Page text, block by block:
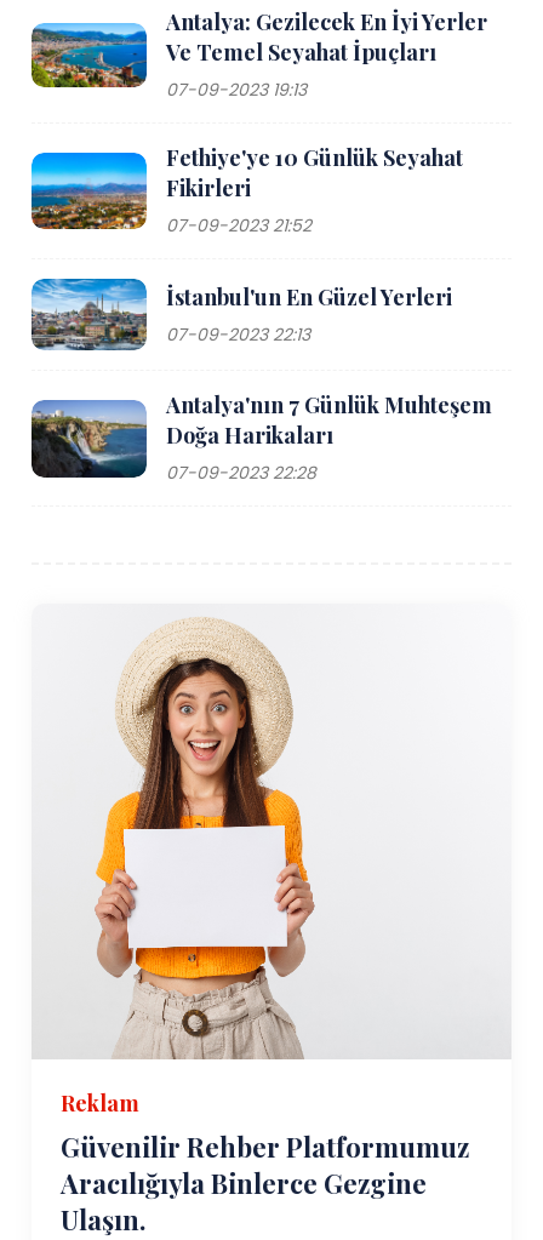
Antalya: Gezilecek En İyi Yerler
Ve Temel Seyahat İpuçları
07-09-2023 19:13
Fethiye'ye 10 Günlük Seyahat
Fikirleri
07-09-2023 21:52
İstanbul'un En Güzel Yerleri
07-09-2023 22:13
Antalya'nın 7 Günlük Muhteşem
Doğa Harikaları
07-09-2023 22:28
Reklam
Güvenilir Rehber Platformumuz
Aracılığıyla Binlerce Gezgine
Ulaşın.